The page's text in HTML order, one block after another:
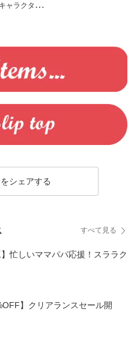
ャラクター
】レース付
キッズ服 シ
ディ ハンギ
子供服 女の
ラボ 幼稚園
シェアする
すべて見る
】忙しいママパパ応援！スララク
】クリアランスセール開